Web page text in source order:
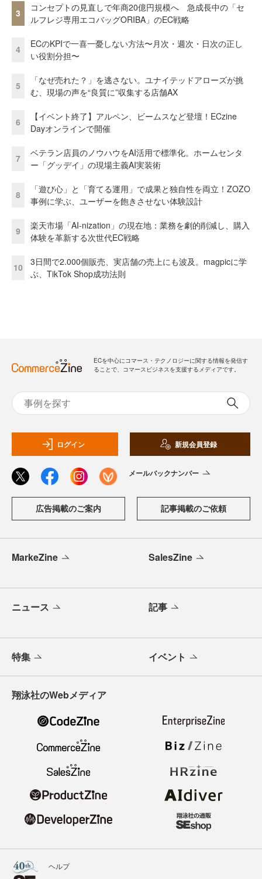
3
コンセプトの見直しで年商20億円規模へ 急成長中の「セ
ルフレジ専用エコバッグORIBA」のEC戦略
4
ECのKPIで一喜一憂しない方法〜月次・週次・日次の正し
い役割分担〜
5
「なぜ売れた？」を逃さない。ユナイテッドアローズが挑
む、現場の声を“良質に”収集する店舗AX
6
【イベント終了】アルペン、ビームスなど登壇！ECzine
Dayオンラインで開催
7
ベテラン店員のノウハウをAI活用で標準化。ホームセンタ
ー「グッデイ」の現場主義AI実装術
8
「遊び心」と「育てる運用」で成果と独自性を両立！ZOZO
事例に学ぶ、ユーザーを飽きさせない体験設計
9
楽天市場「AI-nization」の現在地：業務を劇的削減し、購入
体験を革新する次世代EC戦略
10
3日間で2.000個販売、実店舗の売上にも波及。magpicに学
ぶ、TikTok Shop成功法則
ECを中心にコマース・テクノロジーに関する情報を発信す
ることで、コマースビジネスを支援するメディアです。
ログイン 新規会員登録
メールバックナンバー
広告掲載のご案内 記事掲載のご依頼
MarkeZine SalesZine
ニュース 記事
特集 イベント
翔泳社のWebメディア
ヘルプ